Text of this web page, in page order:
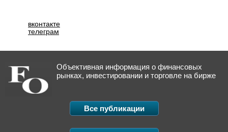
вконтакте
телеграм
Объективная информация о финансовых
рынках, инвестировании и торговле на бирже
Все публикации